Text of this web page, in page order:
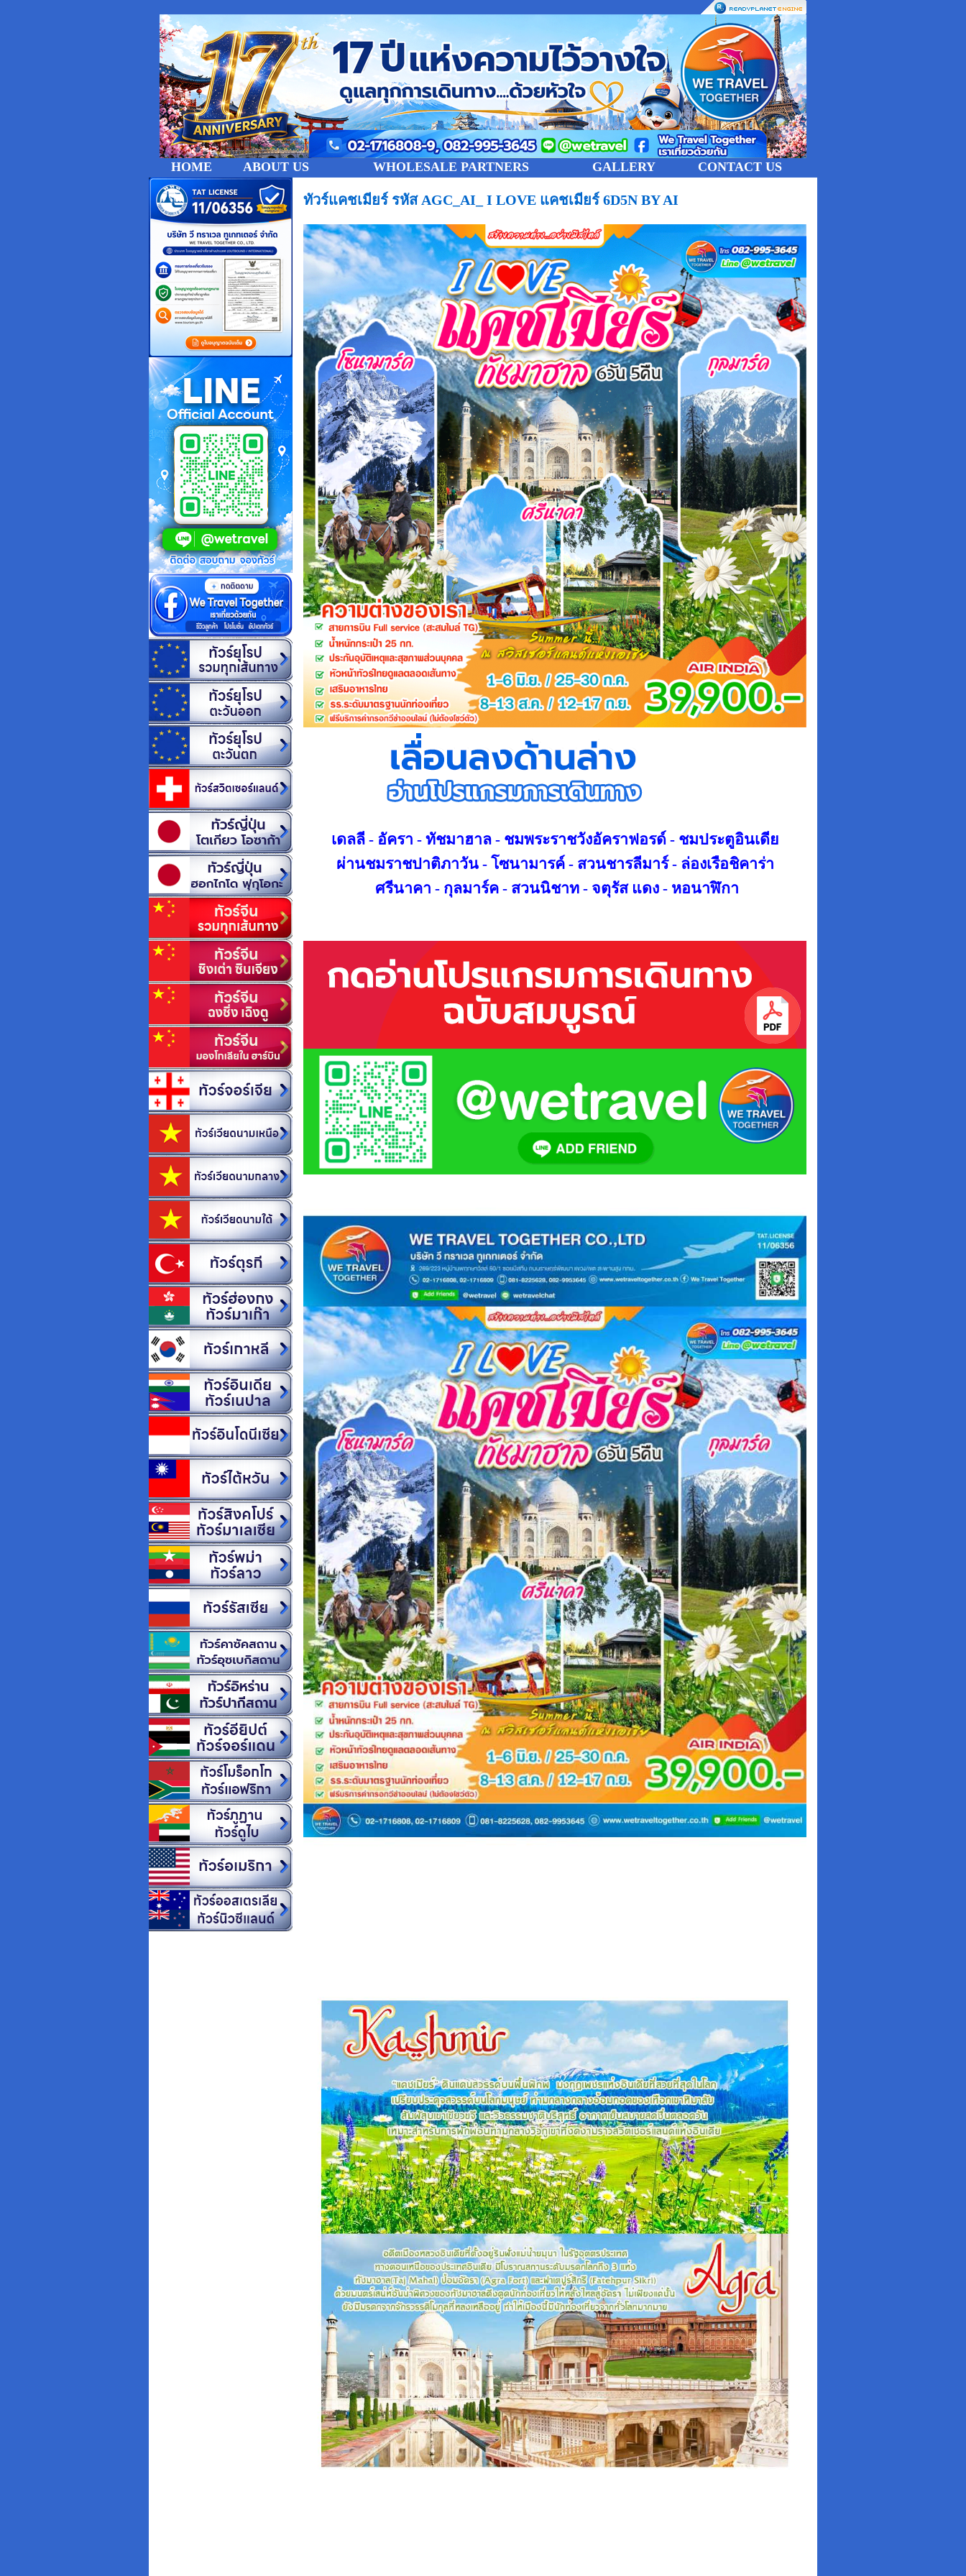
HOME ABOUT US WHOLESALE PARTNERS GALLERY CONTACT US
ทัวร์แคชเมียร์ รหัส AGC_AI_ I LOVE แคชเมียร์ 6D5N BY AI
เดลลี - อัครา - ทัชมาฮาล - ชมพระราชวังอัคราฟอรด์ - ชมประตูอินเดีย
ผ่านชมราชปาติภาวัน - โซนามารค์ - สวนชารลีมาร์ - ล่องเรือชิคาร่า
ศรีนาคา - กุลมาร์ค - สวนนิชาท - จตุรัส แดง - หอนาฬิกา